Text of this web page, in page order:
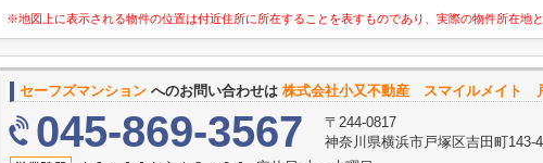
※地図上に表示される物件の位置は付近住所に所在することを表すものであり、実際の物件所在地
セーフズマンション へのお問い合わせは 株式会社小又不動産 スマイルメイト
045-869-3567
〒244-0817
神奈川県横浜市戸塚区吉田町143-